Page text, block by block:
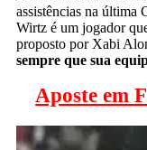
assistências na última
Wirtz é um jogador
proposto por Xabi
sempre que sua
Aposte em